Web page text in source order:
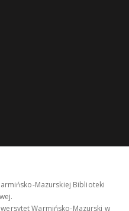
Mazurskiej Biblioteki
Warmińsko-Mazurski w